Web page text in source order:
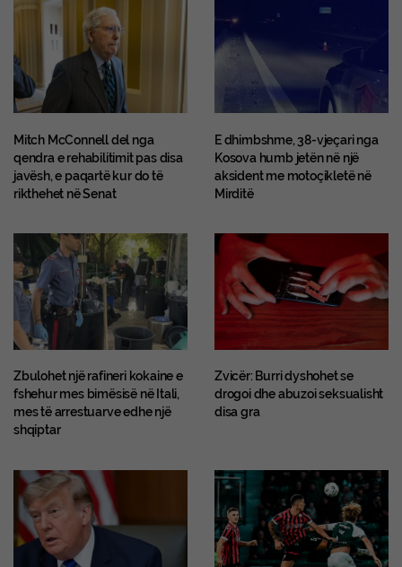
Mitch McConnell del nga
qendra e rehabilitimit pas disa
javësh, e paqartë kur do të
rikthehet në Senat
E dhimbshme, 38-vjeçari nga
Kosova humb jetën në një
aksident me motoçikletë në
Mirditë
Zbulohet një rafineri kokaine e
fshehur mes bimësisë në Itali,
mes të arrestuarve edhe një
shqiptar
Zvicër: Burri dyshohet se
drogoi dhe abuzoi seksualisht
disa gra